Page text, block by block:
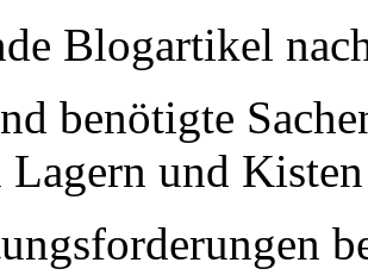
Blogartikel
benötigte
Lagern und